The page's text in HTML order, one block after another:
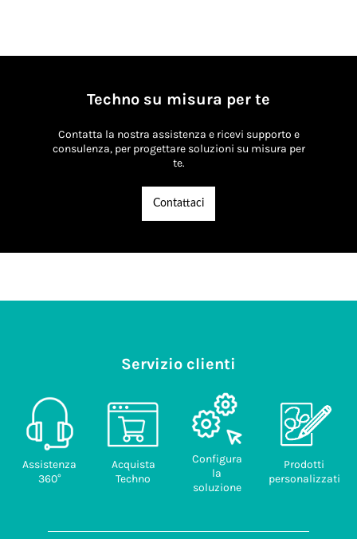
Techno su misura per te
Contatta la nostra assistenza e ricevi supporto e
consulenza, per progettare soluzioni su misura per
te.
Contattaci
Servizio clienti
Assistenza
360°
Acquista
Techno
Configura
la
soluzione
Prodotti
personalizzati